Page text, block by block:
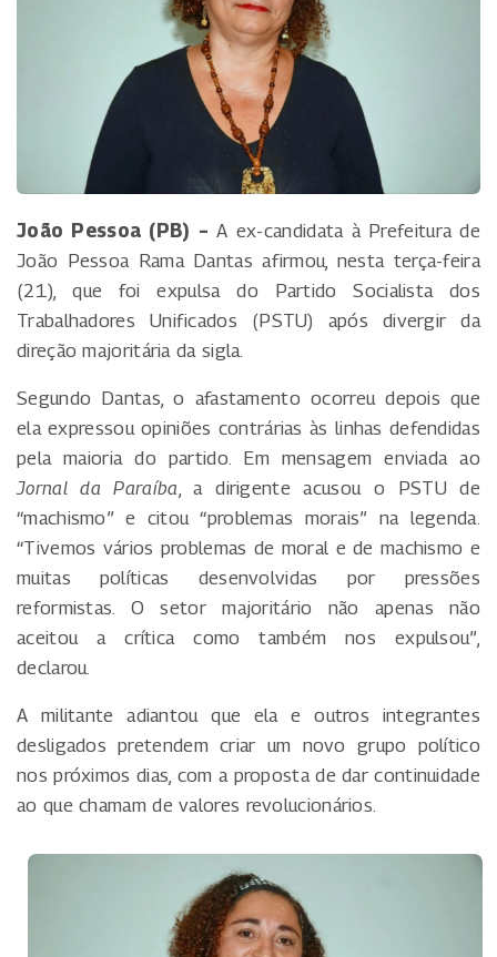
João Pessoa (PB) – A ex-candidata à Prefeitura de
João Pessoa Rama Dantas afirmou, nesta terça-feira
(21), que foi expulsa do Partido Socialista dos
Trabalhadores Unificados (PSTU) após divergir da
direção majoritária da sigla.
Segundo Dantas, o afastamento ocorreu depois que
ela expressou opiniões contrárias às linhas defendidas
pela maioria do partido. Em mensagem enviada ao
Jornal da Paraíba , a dirigente acusou o PSTU de
“machismo” e citou “problemas morais” na legenda.
“Tivemos vários problemas de moral e de machismo e
muitas políticas desenvolvidas por pressões
reformistas. O setor majoritário não apenas não
aceitou a crítica como também nos expulsou”,
declarou.
A militante adiantou que ela e outros integrantes
desligados pretendem criar um novo grupo político
nos próximos dias, com a proposta de dar continuidade
ao que chamam de valores revolucionários.